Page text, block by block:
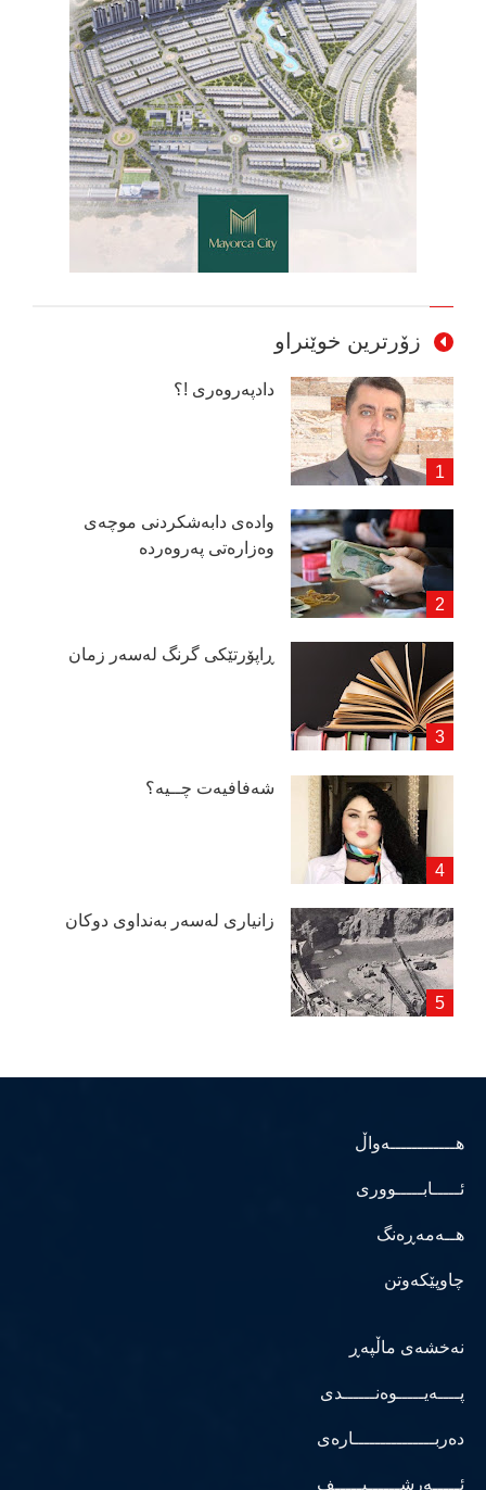
زۆرترین خوێنراو
دادپەروەری !؟
وادەی دابەشكردنی موچەی
وەزارەتی پەروەردە
ڕاپۆرتێكی گرنگ لەسەر زمان
شەفافیەت چــیە؟
زانیاری لەسەر بەنداوی دوكان
هــــــــــــەواڵ
ئـــــابـــــووری
هــەمەڕەنگ
چاوپێکەوتن
نەخشەی ماڵپەڕ
پــــەیـــــوەنــــــدی
دەربـــــــــــــــارەی
ئـــــەرشــــــیـــــف